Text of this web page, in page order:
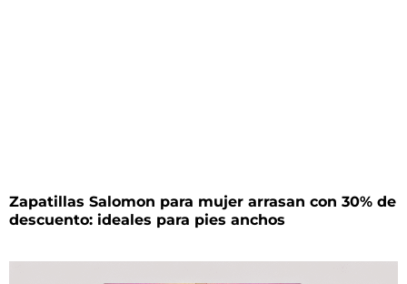
Zapatillas Salomon para mujer arrasan con 30% de
descuento: ideales para pies anchos